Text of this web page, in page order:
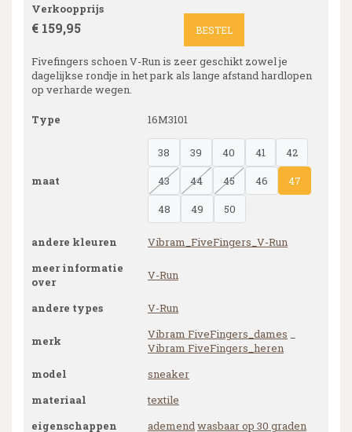
Verkoopprijs
€ 159,95 BESTEL
Fivefingers schoen V-Run is zeer geschikt zowel je
dagelijkse rondje in het park als lange afstand hardlopen
op verharde wegen.
Type 16M3101
maat
38 39 40 41
42
43
44 45 46
47
48
49 50
andere kleuren
Vibram_FiveFingers_V-Run
meer informatie
over
V-Run
andere types V-Run
merk Vibram FiveFingers_dames
Vibram FiveFingers_heren
model
sneaker
materiaal
textile
eigenschappen
ademendwasbaar op 30 graden